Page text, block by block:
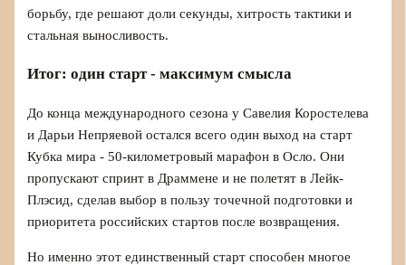
борьбу, где решают доли секунды, хитрость тактики и
стальная выносливость.
Итог: один старт - максимум смысла
До конца международного сезона у Савелия Коростелева
и Дарьи Непряевой остался всего один выход на старт
Кубка мира - 50-километровый марафон в Осло. Они
пропускают спринт в Драммене и не полетят в Лейк-
Плэсид, сделав выбор в пользу точечной подготовки и
приоритета российских стартов после возвращения.
Но именно этот единственный старт способен многое